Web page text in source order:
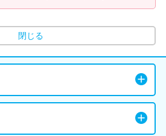
閉じる